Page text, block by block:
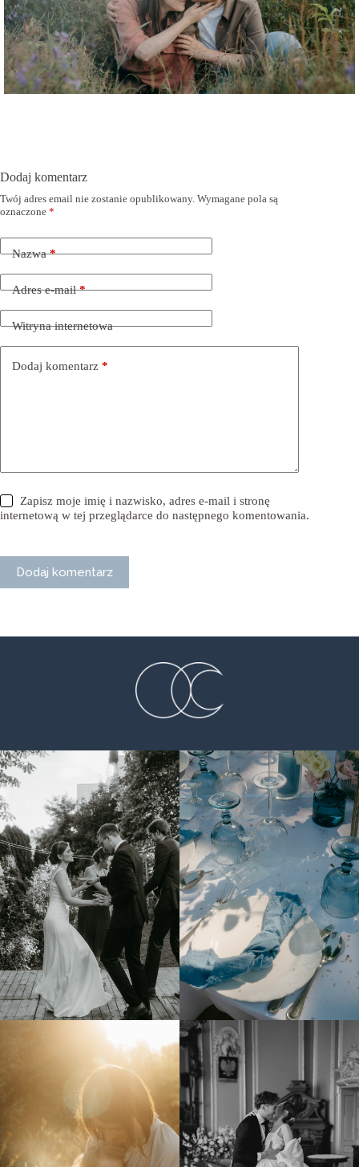
Dodaj komentarz
Twój adres email nie zostanie opublikowany. Wymagane pola są
oznaczone *
Nazwa*
Adres e-mail*
Witryna internetowa
Dodaj komentarz *
Zapisz moje imię i nazwisko, adres e-mail i stronę
internetową w tej przeglądarce do następnego komentowania.
Dodaj komentarz